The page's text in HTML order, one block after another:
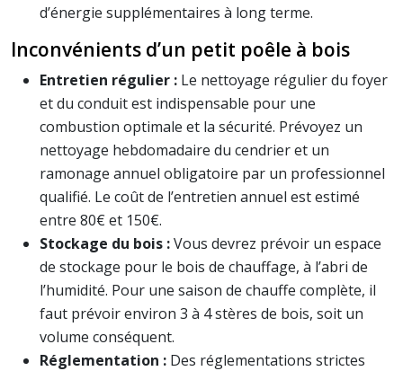
d’énergie supplémentaires à long terme.
Inconvénients d’un petit poêle à bois
Entretien régulier : Le nettoyage régulier du foyer
et du conduit est indispensable pour une
combustion optimale et la sécurité. Prévoyez un
nettoyage hebdomadaire du cendrier et un
ramonage annuel obligatoire par un professionnel
qualifié. Le coût de l’entretien annuel est estimé
entre 80€ et 150€.
Stockage du bois :Vous devrez prévoir un espace
de stockage pour le bois de chauffage, à l’abri de
l’humidité. Pour une saison de chauffe complète, il
faut prévoir environ 3 à 4 stères de bois, soit un
volume conséquent.
Réglementation : Des réglementations strictes